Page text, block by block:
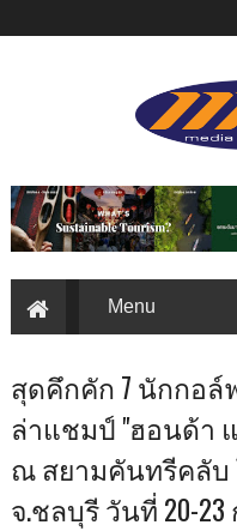
สุดคึกคัก 7 นักกอล์
ล่าแชมป์ "ฮอนด้า
ณ สยามคันทรีคลับ
จ.ชลบุรี วันที่ 20-